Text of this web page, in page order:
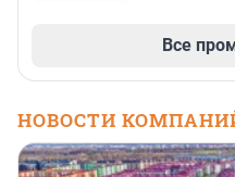
Все
НОВОСТИ